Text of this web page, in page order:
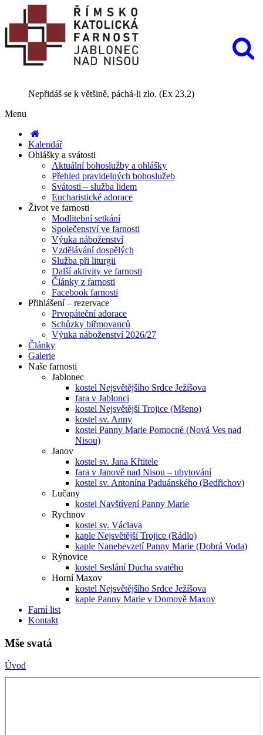
Nepřidáš se k většině, páchá-li zlo. (Ex 23,2)
Menu
Kalendář
Ohlášky a svátosti
Aktuální bohoslužby a ohlášky
Přehled pravidelných bohoslužeb
Svátosti – služba lidem
Eucharistické adorace
Život ve farnosti
Modlitební setkání
Společenství ve farnosti
Výuka náboženství
Vzdělávání dospělých
Služba při liturgii
Další aktivity ve farnosti
Články z farnosti
Facebook farnosti
Přihlášení – rezervace
Prvopáteční adorace
Schůzky biřmovanců
Výuka náboženství 2026/27
Články
Galerie
Naše farnosti
Jablonec
kostel Nejsvětějšího Srdce Ježíšova
fara v Jablonci
kostel Nejsvětější Trojice (Mšeno)
kostel sv. Anny
kostel Panny Marie Pomocné (Nová Ves nad
Nisou)
Janov
kostel sv. Jana Křtitele
fara v Janově nad Nisou – ubytování
kostel sv. Antonína Paduánského (Bedřichov)
Lučany
kostel Navštívení Panny Marie
Rychnov
kostel sv. Václava
kaple Nejsvětější Trojice (Rádlo)
kaple Nanebevzetí Panny Marie (Dobrá Voda)
Rýnovice
kostel Seslání Ducha svatého
Horní Maxov
kostel Nejsvětějšího Srdce Ježíšova
kaple Panny Marie v Domově Maxov
Farní list
Kontakt
Mše svatá
Úvod